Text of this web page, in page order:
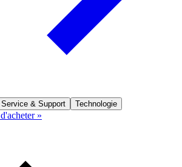
Service & Support Technologie
»